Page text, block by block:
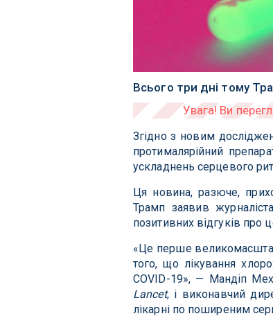
Всього три дні тому
Згідно з новим
протималярійний
ускладнень серцевого
Ця новина, разюче,
Трамп заявив
позитивних відгуків про
«Це перше
того, що лікування
COVID-19», — Мандіп
Lancet, і виконавчий
лікарні по поширеним